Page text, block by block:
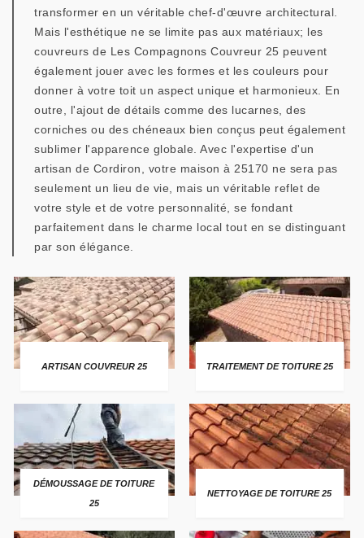
transformer en un véritable chef-d'œuvre architectural.
Mais l'esthétique ne se limite pas aux matériaux; les
couvreurs de Les Compagnons Couvreur 25 peuvent
également jouer avec les formes et les couleurs pour
donner à votre toit un aspect unique et harmonieux. En
outre, l'ajout de détails comme des lucarnes, des
corniches ou des chéneaux bien conçus peut également
sublimer l'apparence globale. Avec l'expertise d'un
artisan de Cordiron, votre maison à 25170 ne sera pas
seulement un lieu de vie, mais un véritable reflet de
votre style et de votre personnalité, se fondant
parfaitement dans le charme local tout en se distinguant
par son élégance.
ARTISAN COUVREUR 25 TRAITEMENT DE TOITURE 25
DÉMOUSSAGE DE TOITURE
25
NETTOYAGE DE TOITURE 25